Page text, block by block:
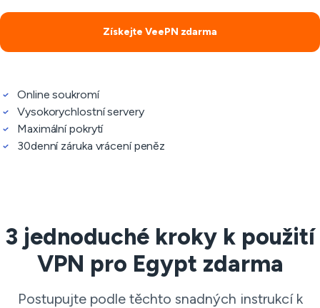
Získejte VeePN zdarma
Online soukromí
Vysokorychlostní servery
Maximální pokrytí
30denní záruka vrácení peněz
3 jednoduché kroky k použití
VPN pro Egypt zdarma
Postupujte podle těchto snadných instrukcí k